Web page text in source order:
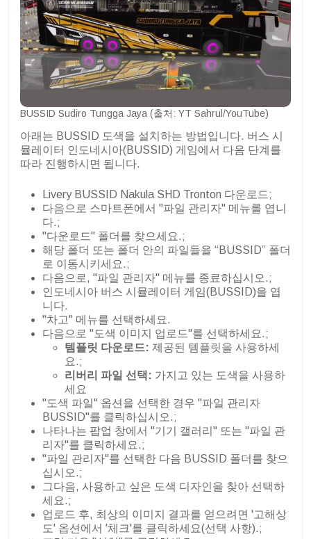
BUSSID Sudiro Tungga Jaya (출처: YT Sahrul/YouTube)
아래는 BUSSID 도색을 설치하는 방법입니다. 버스 시
뮬레이터 인도네시아(BUSSID) 게임에서 다음 단계를
따라 진행하시면 됩니다.
Livery BUSSID Nakula SHD Tronton 다운로드;
다음으로 스마트폰에서 "파일 관리자" 메뉴를 엽니
다.;
"다운로드" 폴더를 찾으세요.;
해당 폴더 또는 폴더 안의 파일들을 “BUSSID” 폴더
로 이동시키세요.;
다음으로, "파일 관리자" 메뉴를 종료하십시오.;
인도네시아 버스 시뮬레이터 게임(BUSSID)을 엽
니다.
"차고" 메뉴를 선택하세요.
다음으로 "도색 이미지 업로드"를 선택하세요.;
템플릿 다운로드: 제공된 템플릿을 사용하세
요.;
리버리 파일 선택: 가지고 있는 도색을 사용하
세요
"도색 파일" 옵션을 선택한 경우 "파일 관리자
BUSSID"를 클릭하십시오.;
나타나는 팝업 창에서 "기기 갤러리" 또는 "파일 관
리자"를 클릭하세요.;
"파일 관리자"를 선택한 다음 BUSSID 폴더를 찾으
십시오.;
그다음, 사용하고 싶은 도색 디자인을 찾아 선택하
세요.;
업로드 후, 최상의 이미지 결과를 얻으려면 '고해상
도' 옵션에서 '체크'를 클릭하세요(선택 사항).;